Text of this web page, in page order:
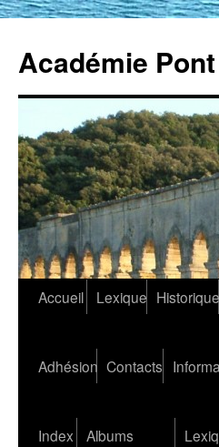
Académie
Aller
contenu
Accueil Lexique Historique
Adhésion Contacts
Index
Albums